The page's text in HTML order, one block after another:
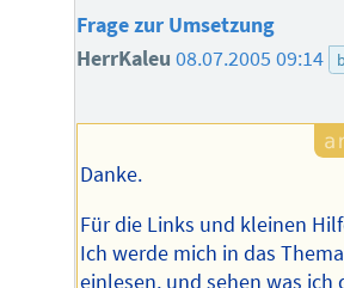
Frage zur Umsetzung
HerrKaleu08.07.2005 09:14
Danke.
Für die Links und kleinen
Ich werde mich in das
einlesen, und sehen was